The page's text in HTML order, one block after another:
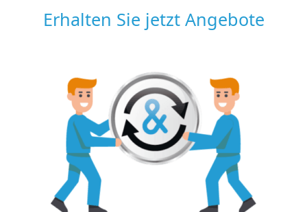
Erhalten Sie jetzt Angebote